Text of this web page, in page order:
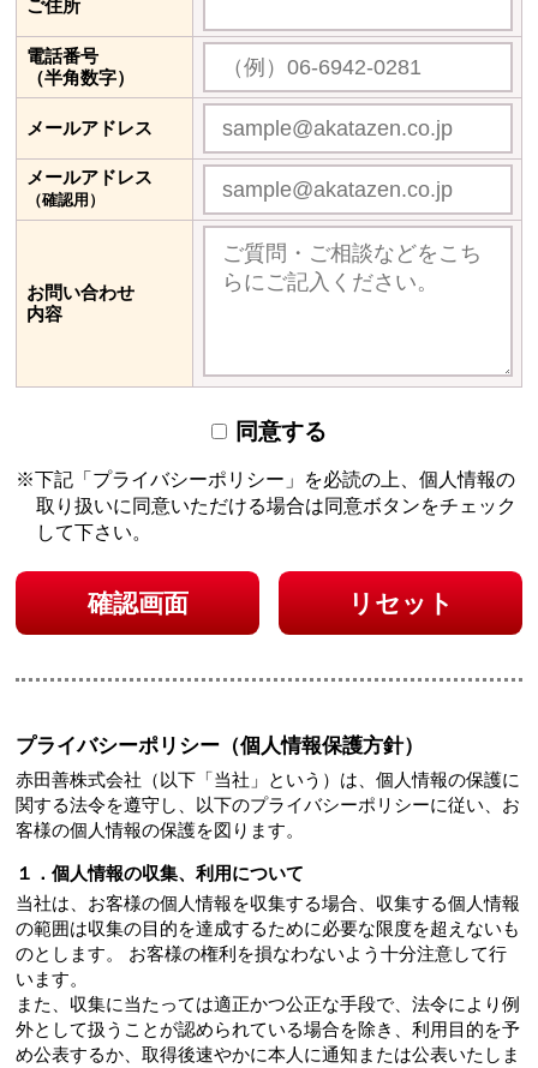
ご住所
電話番号
（半角数字）
メールアドレス
メールアドレス
（確認用）
お問い合わせ
内容
同意する
下記「プライバシーポリシー」を必読の上、個人情報の
取り扱いに同意いただける場合は同意ボタンをチェック
して下さい。
確認画面 リセット
プライバシーポリシー（個人情報保護方針）
赤田善株式会社（以下「当社」という）は、個人情報の保護に
関する法令を遵守し、以下のプライバシーポリシーに従い、お
客様の個人情報の保護を図ります。
１．個人情報の収集、利用について
当社は、お客様の個人情報を収集する場合、収集する個人情報
の範囲は収集の目的を達成するために必要な限度を超えないも
のとします。 お客様の権利を損なわないよう十分注意して行
います。
また、収集に当たっては適正かつ公正な手段で、法令により例
外として扱うことが認められている場合を除き、利用目的を予
め公表するか、取得後速やかに本人に通知または公表いたしま